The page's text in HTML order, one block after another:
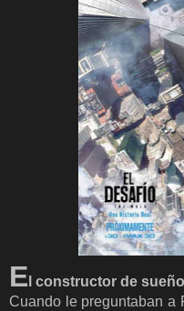
E l constructor de
Cuando le preguntaban a